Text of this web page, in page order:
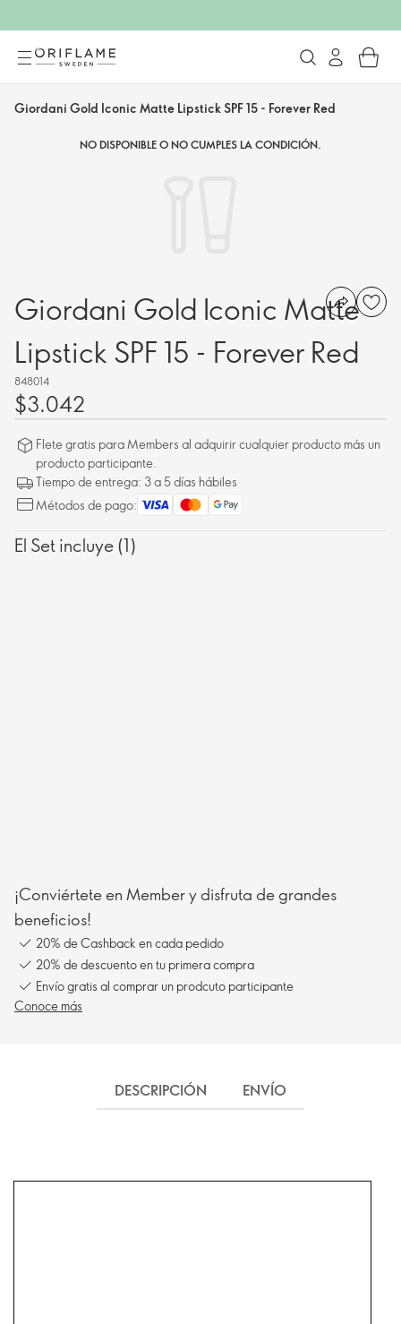
Giordani Gold Iconic Matte Lipstick SPF 15 - Forever Red
NO DISPONIBLE O NO CUMPLES LA CONDICIÓN.
Giordani Gold Iconic Matte
Lipstick SPF 15 - Forever Red
848014
$3.042
Flete gratis para Members al adquirir cualquier producto más un
producto participante.
Tiempo de entrega: 3 a 5 días hábiles
Métodos de pago:
El Set incluye (1)
¡Conviértete en Member y disfruta de grandes
beneficios!
20% de Cashback en cada pedido
20% de descuento en tu primera compra
Envío gratis al comprar un prodcuto participante
Conoce más
DESCRIPCIÓN ENVÍO